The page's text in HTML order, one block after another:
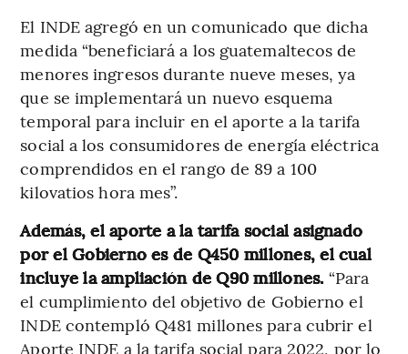
El INDE agregó en un comunicado que dicha
medida “beneficiará a los guatemaltecos de
menores ingresos durante nueve meses, ya
que se implementará un nuevo esquema
temporal para incluir en el aporte a la tarifa
social a los consumidores de energía eléctrica
comprendidos en el rango de 89 a 100
kilovatios hora mes”.
Además, el aporte a la tarifa social asignado
por el Gobierno es de Q450 millones, el cual
incluye la ampliación de Q90 millones. “Para
el cumplimiento del objetivo de Gobierno el
INDE contempló Q481 millones para cubrir el
Aporte INDE a la tarifa social para 2022, por lo